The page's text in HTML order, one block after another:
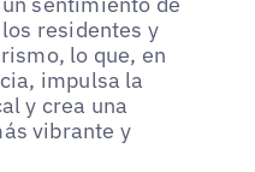
residentes y
lo que, en
impulsa la
y crea una
vibrante y